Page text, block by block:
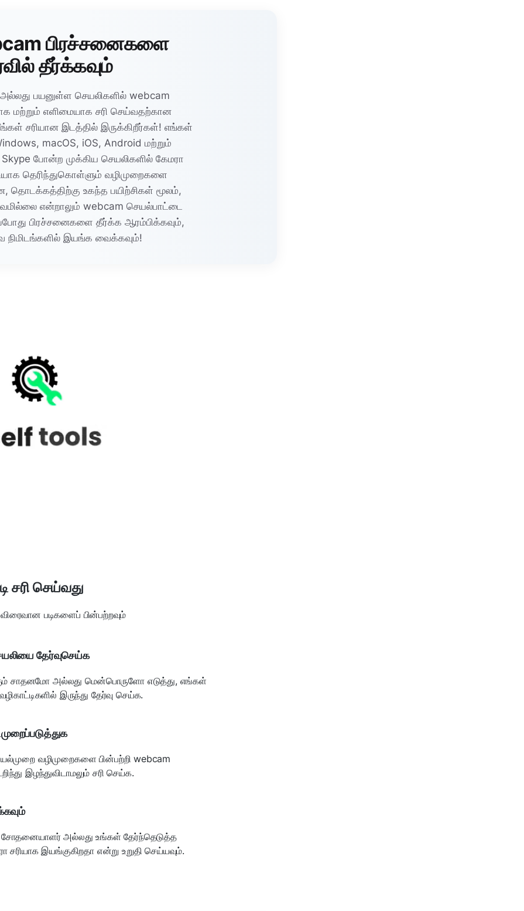
பிரச்சனைகளை
தீர்க்கவும்
பயனுள்ள செயலிகளில் webcam
மற்றும் எளிமையாக சரி செய்வதற்கான
சரியான இடத்தில் இருக்கிறீர்கள்! எங்கள்
macOS, iOS, Android மற்றும்
போன்ற முக்கிய செயலிகளில் கேமரா
தெரிந்துகொள்ளும் வழிமுறைகளை
தொடக்கத்திற்கு உகந்த பயிற்சிகள் மூலம்,
என்றாலும் webcam செயல்பாட்டை
பிரச்சனைகளை தீர்க்க ஆரம்பிக்கவும்,
நிமிடங்களில் இயங்க வைக்கவும்!
சரி செய்வது
படிகளைப் பின்பற்றவும்
தேர்வுசெய்க
சாதனமோ அல்லது மென்பொருளோ எடுத்து, எங்கள்
இருந்து தேர்வு செய்க.
வழிமுறைகளை பின்பற்றி webcam
இழந்துவிடாமலும் சரி செய்க.
அல்லது உங்கள் தேர்ந்தெடுத்த
சரியாக இயங்குகிறதா என்று உறுதி செய்யவும்.